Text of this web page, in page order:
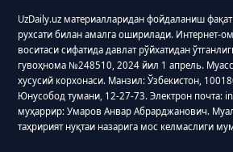
UzDaily.uz материалларидан фойдаланиш
рухсати билан амалга оширилади. Интернет-
воситаси сифатида давлат рўйхатидан
гувоҳнома №248510, 2024 йил 1 апрель.
хусусий корхонаси. Манзил: Ўзбекистон,
Юнусобод тумани, 12-27-73. Электрон почта:
муҳаррир: Умаров Анвар Абрарджанович.
таҳририят нуқтаи назарига мос келмаслиги